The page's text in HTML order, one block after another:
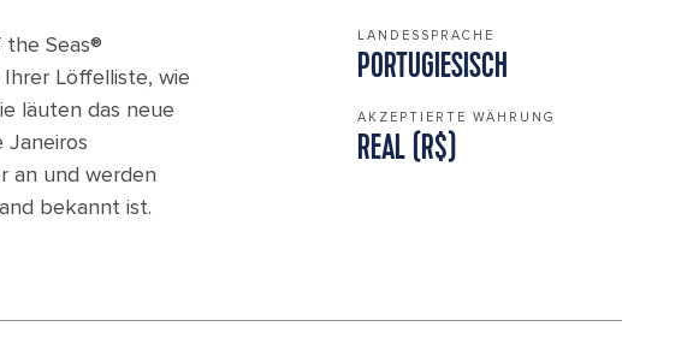
Seas®
Löffelliste, wie
läuten das neue
Janeiros
an und werden
bekannt ist.
LANDESSPRACHE
PORTUGIESISCH
AKZEPTIERTE WÄHRUNG
REAL (R$)